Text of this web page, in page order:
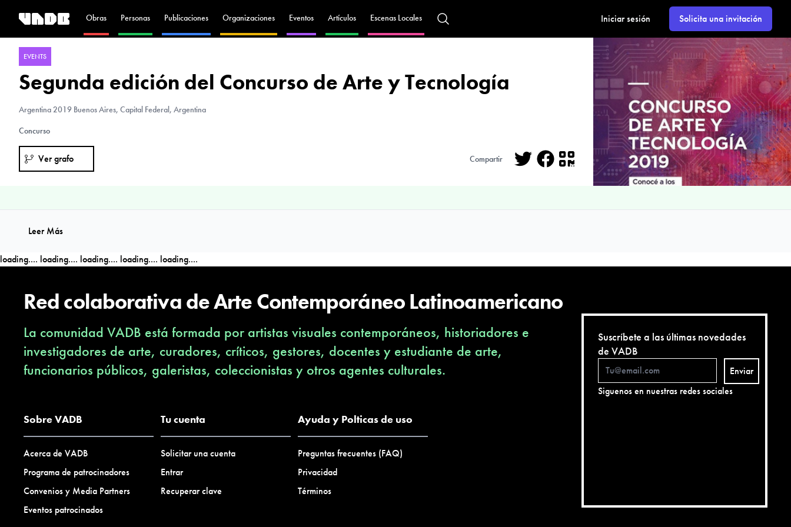
Obras Personas Publicaciones Organizaciones Eventos Artículos Escenas Locales Iniciar sesión Solicita una invitación
EVENTS
Segunda edición del Concurso de Arte y Tecnología
Argentina2019 Buenos Aires, Capital Federal, Argentina
Concurso
Ver grafo Compartir
Facebook
Leer Más
loading.... loading.... loading.... loading.... loading....
Red colaborativa de Arte Contemporáneo Latinoamericano
La comunidad VADB está formada por artistas visuales contemporáneos, historiadores e
investigadores de arte, curadores, críticos, gestores, docentes y estudiante de arte,
funcionarios públicos, galeristas, coleccionistas y otros agentes culturales.
Sobre VADB
Acerca de VADB
Programa de patrocinadores
Convenios y Media Partners
Eventos patrocinados
Tu cuenta
Solicitar una cuenta
Entrar
Recuperar clave
Ayuda y Polticas de uso
Preguntas frecuentes (FAQ)
Privacidad
Términos
Suscríbete a las últimas novedades
de VADB
Enviar
Siguenos en nuestras redes sociales